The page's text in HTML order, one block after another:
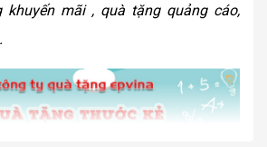
khuyến mãi , quà tặng quảng cáo,